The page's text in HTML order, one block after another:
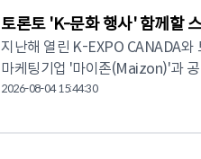
토론토 'K-문화 행사' 함께할
지난해 열린 K-EXPO CANADA와
마케팅기업 '마이존(Maizon)'과
는 한국 문화·관광 행사에 함께할 이벤트 스태프를
경력에 따라 ▲산코파 스퀘어
2026-08-04 15:44:30